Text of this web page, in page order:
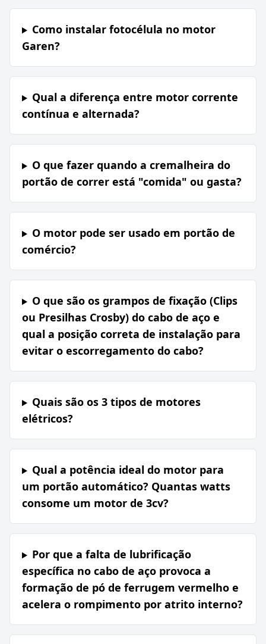
Como instalar fotocélula no motor
Garen?
Qual a diferença entre motor corrente
contínua e alternada?
O que fazer quando a cremalheira do
portão de correr está "comida" ou gasta?
O motor pode ser usado em portão de
comércio?
O que são os grampos de fixação (Clips
ou Presilhas Crosby) do cabo de aço e
qual a posição correta de instalação para
evitar o escorregamento do cabo?
Quais são os 3 tipos de motores
elétricos?
Qual a potência ideal do motor para
um portão automático? Quantas watts
consome um motor de 3cv?
Por que a falta de lubrificação
específica no cabo de aço provoca a
formação de pó de ferrugem vermelho e
acelera o rompimento por atrito interno?